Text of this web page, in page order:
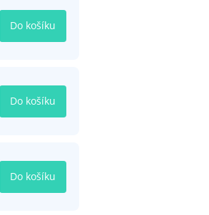
Do košíku
Do košíku
Do košíku